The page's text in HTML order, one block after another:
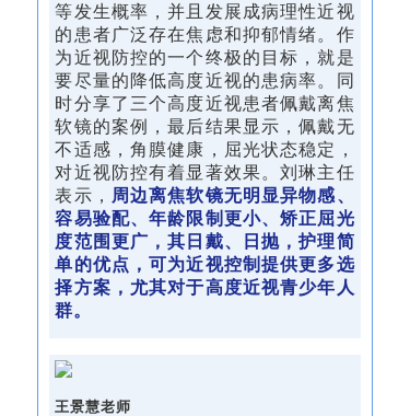
等发生概率，并且发展成病理性近视
的患者广泛存在焦虑和抑郁情绪。作
为近视防控的一个终极的目标，就是
要尽量的降低高度近视的患病率。同
时分享了三个高度近视患者佩戴离焦
软镜的案例，最后结果显示，佩戴无
不适感，角膜健康，屈光状态稳定，
对近视防控有着显著效果。刘琳主任
表示， 周边离焦软镜无明显异物感、
容易验配、年龄限制更小、矫正屈光
度范围更广，其日戴、日抛，护理简
单的优点，可为近视控制提供更多选
择方案，尤其对于高度近视青少年人
群。
王景慧老师